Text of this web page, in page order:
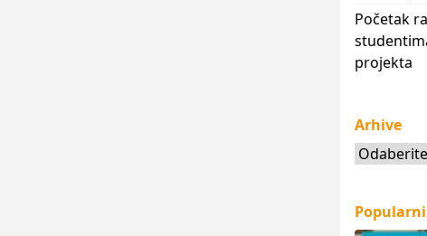
Početak
projekta
Arhive
Arhive